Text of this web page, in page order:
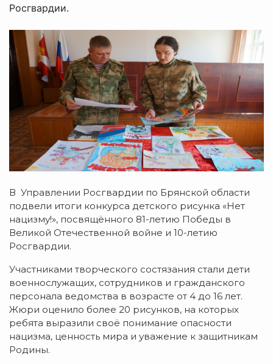
Росгвардии.
В Управлении Росгвардии по Брянской области
подвели итоги конкурса детского рисунка «Нет
нацизму!», посвящённого 81-летию Победы в
Великой Отечественной войне и 10-летию
Росгвардии.
Участниками творческого состязания стали дети
военнослужащих, сотрудников и гражданского
персонала ведомства в возрасте от 4 до 16 лет.
Жюри оценило более 20 рисунков, на которых
ребята выразили своё понимание опасности
нацизма, ценность мира и уважение к защитникам
Родины.